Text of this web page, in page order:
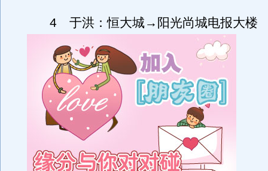
4 于洪：恒大城→阳光尚城电报大楼